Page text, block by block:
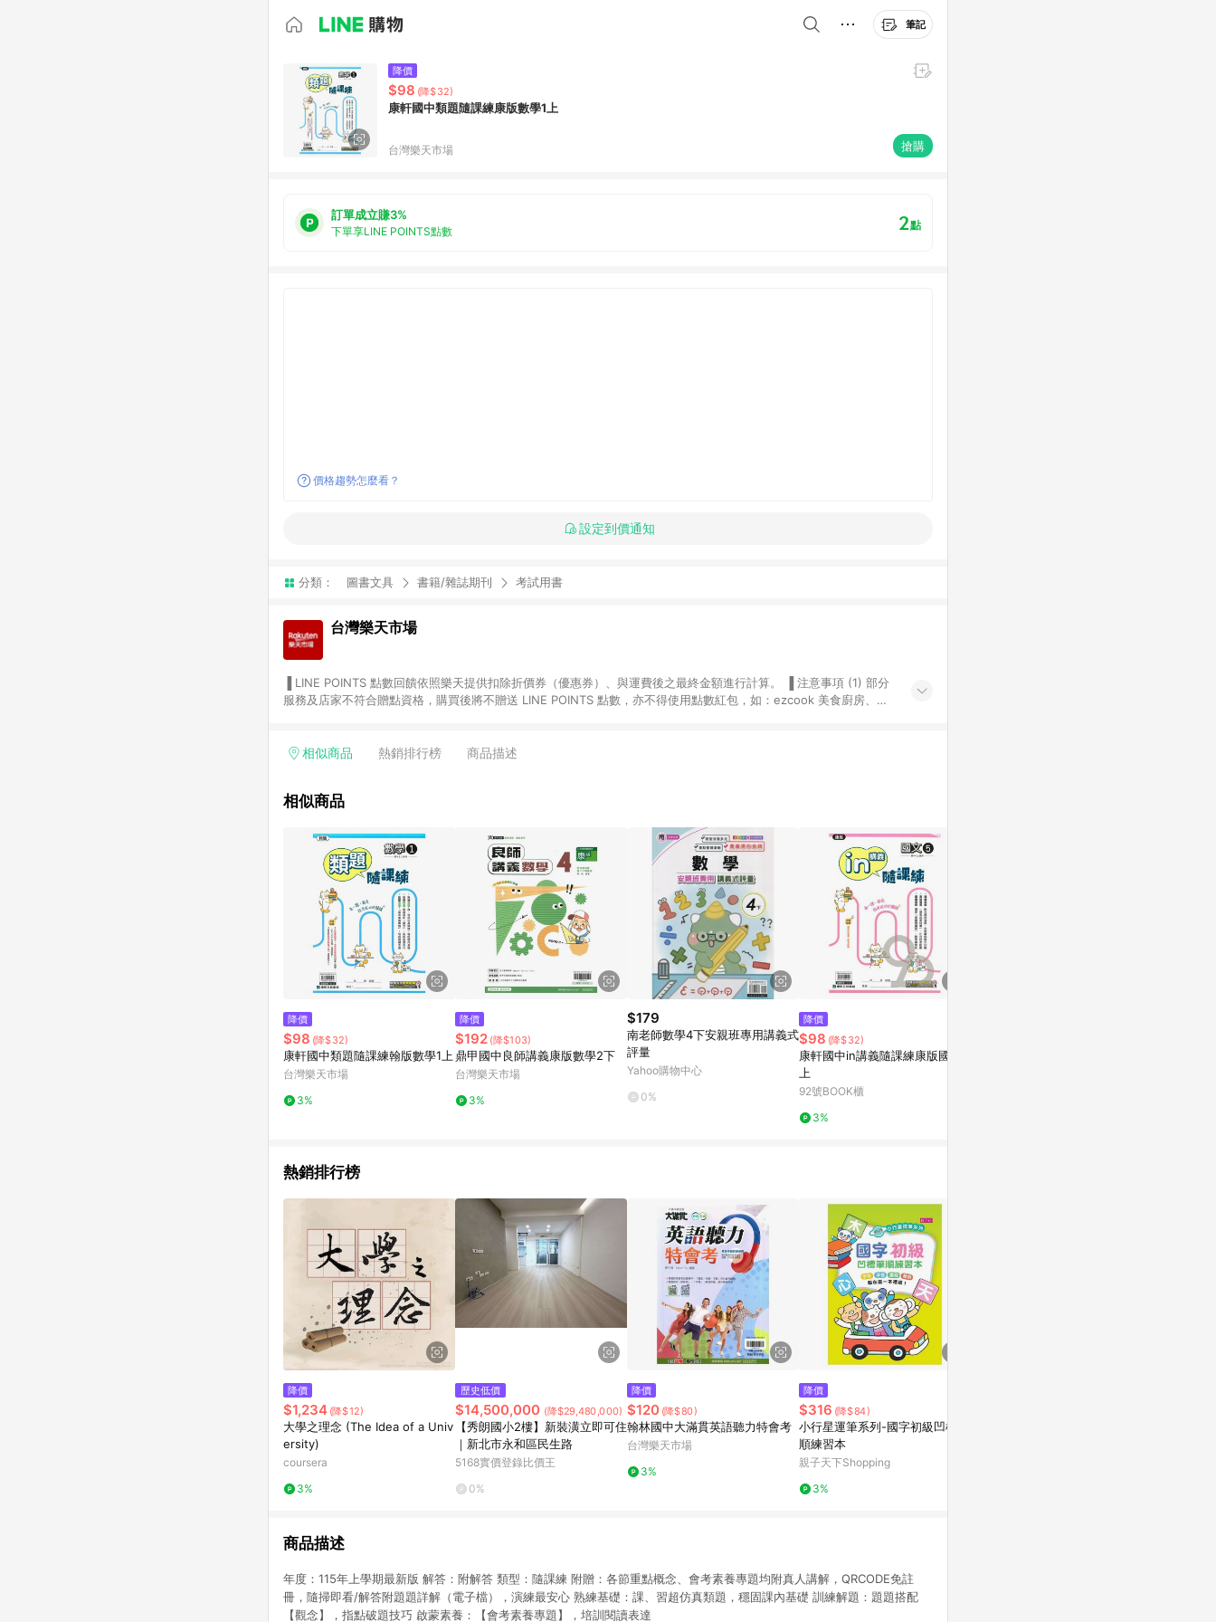
筆記
降價
$98 (降$32)
康軒國中類題隨課練康版數學1上
台灣樂天市場 搶購
訂單成立賺3%
下單享LINE POINTS點數 2點
價格趨勢怎麼看？
設定到價通知
分類： 圖書文具 書籍/雜誌期刊 考試用書
台灣樂天市場
服務及店家不符合贈點資格，購買後將不贈送 LINE POINTS 點數，亦不得使用點數紅包，如：ezcook 美食廚房、樂
享有 LINE POINTS 回饋。 (3) 若購買之訂單（包含預購商品）未符合樂天市場 45 天內完成訂單出貨及結帳，則不符
會有時間差，如顯示之商品規格、顏色、價位、贈品與台灣樂天市場銷售網頁不符，以銷售網頁標示為準。 (6) 導購訂
點數回饋或點數回饋有爭議，台灣樂天市場保有更改條款與法律追訴之權利，活動詳情以樂天市場網站公告為準。
相似商品 熱銷排行榜 商品描述
相似商品
降價
$98 (降$32)
康軒國中類題隨課練翰版數學1上
台灣樂天市場
3%
降價
$192 (降$103)
鼎甲國中良師講義康版數學2下
台灣樂天市場
3%
$179
南老師數學4下安親班專用講義式
評量
Yahoo購物中心
0%
降價
$98 (降$32)
康軒國中in講義隨課練康版國文3
上
92號BOOK櫃
3%
熱銷排行榜
降價
$1,234 (降$12)
大學之理念 (The Idea of a Univ
ersity)
coursera
3%
歷史低價
$14,500,000 (降$29,480,000)
【秀朗國小2樓】新裝潢立即可住
｜新北市永和區民生路
5168實價登錄比價王
0%
降價
$120 (降$80)
翰林國中大滿貫英語聽力特會考
台灣樂天市場
3%
降價
$316 (降$84)
小行星運筆系列-國字初級凹槽筆
順練習本
親子天下Shopping
3%
商品描述
年度：115年上學期最新版 解答：附解答 類型：隨課練 附贈：各節重點概念、會考素養專題均附真人講解，QRCODE免註
冊，隨掃即看/解答附題題詳解（電子檔），演練最安心 熟練基礎：課、習超仿真類題，穩固課內基礎 訓練解題：題題搭配
【觀念】，指點破題技巧 啟蒙素養：【會考素養專題】，培訓閱讀表達